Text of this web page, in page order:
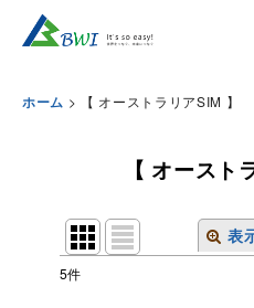
ホーム > 【 オーストラリアSIM 】
【 オースト
表
5件